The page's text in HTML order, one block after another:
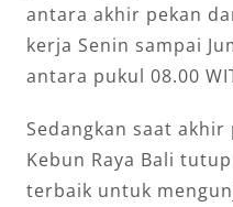
antara akhir pekan
kerja Senin sampai
antara pukul 08.00
Sedangkan saat
Kebun Raya Bali
terbaik untuk